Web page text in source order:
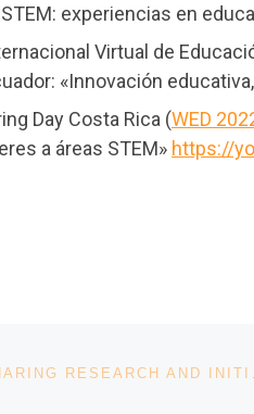
experiencias en
Virtual de
«Innovación
Day Costa Rica (WED
a áreas STEM» https://